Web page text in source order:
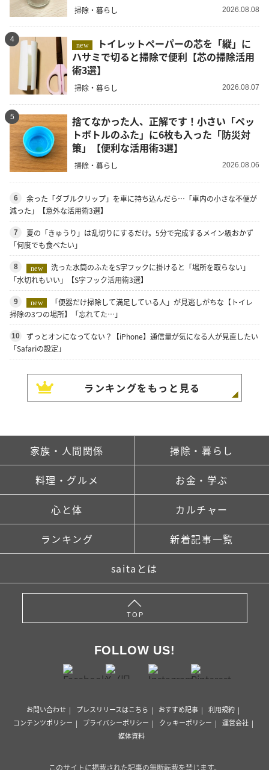
掃除・暮らし 2026.08.08
4
new
ハサミで切ると掃除で便利【芯の掃除活用
術3選】
掃除・暮らし 2026.08.07
5
捨てなかった人、正解です！小さい「ペッ
トボトルのふた」に6枚も入った「防災対
策」【便利な活用術3選】
掃除・暮らし 2026.08.06
6
余った「ダブルクリップ」を車に持ち込んだら…「車内の小さな不便が
減った」【意外な活用術3選】
7
夏の「きゅうり」は乱切りにするだけ。5分で完成するメイン級おかず
「何度でも食べたい」
8 new
洗った水筒のふたをS字フックに掛けると「場所を取らない」
「水切れもいい」【S字フック活用術3選】
9 new
「便器だけ掃除して満足している人」が見逃しがちな【トイレ
掃除の3つの場所】「忘れてた…」
10
ずっとオンになってない？【iPhone】通信量が気になる人が見直したい
「Safariの設定」
ランキングをもっと見る
家族・人間関係 掃除・暮らし
料理・グルメ お金・学ぶ
心と体 カルチャー
ランキング 新着記事一覧
saitaとは
TOP
FOLLOW US!
お問い合わせ プレスリリースはこちら おすすめ記事
利用規約
コンテンツポリシー
プライバシーポリシー クッキーポリシー
運営会社
媒体資料
このサイトに掲載された記事の無断転載を禁じます。